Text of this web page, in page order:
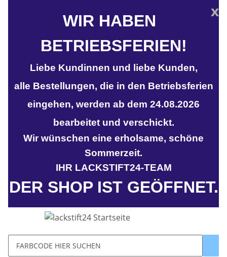
x
WIR HABEN
BETRIEBSFERIEN!
Liebe Kundinnen und liebe Kunden,
alle Bestellungen, die in den Betriebsferien
eingehen, werden ab dem 24.08.2026
bearbeitet und verschickt.
Wir wünschen eine erholsame, schöne
Sommerzeit.
IHR LACKSTIFT24-TEAM
DER SHOP IST GEÖFFNET.